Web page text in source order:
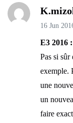
16 Jun
E3 2016
Pas si
exemple.
une
un
faire